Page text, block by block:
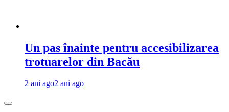
Un pas înainte pentru accesibilizarea
trotuarelor din Bacău
2 ani ago2 ani ago